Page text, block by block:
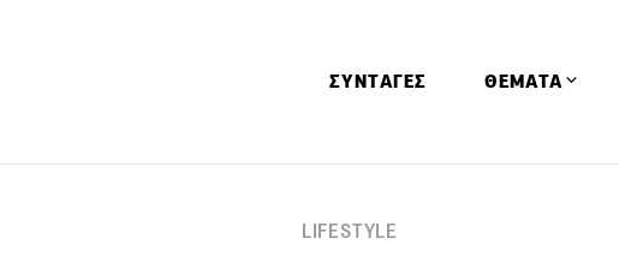
ΣΥΝΤΑΓΕΣ ΘΕΜΑΤΑ
LIFESTYLE